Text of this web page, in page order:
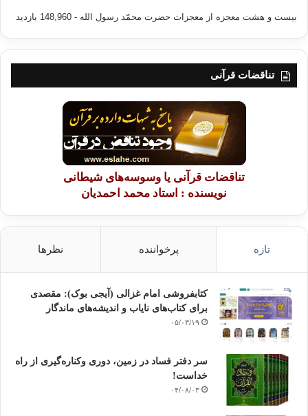
بیست و هشت معجزه از معجزات حضرت محمّد رسول الله - 148,960 بازدید
تناقضات قرآنی
تناقضات قرآنی یا وسوسه‌های شیطانی
نویسنده : استاد محمد احمدیان
تازه پرخواننده نظرها
کتابفروشی امام غزالی (آیجی بوک): مقصدی
برای کتاب‌های نایاب و اندیشه‌های ماندگار
۰۵/۰۳/۱۹
سر دفتر فساد در زمین‌، دوری وکناره‌گیری از راه
خداست‌!
۰۴/۰۸/۰۳